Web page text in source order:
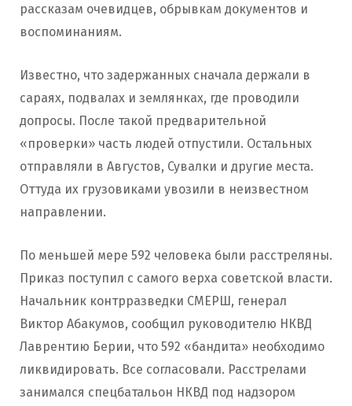
рассказам очевидцев, обрывкам документов и
воспоминаниям.
Известно, что задержанных сначала держали в
сараях, подвалах и землянках, где проводили
допросы. После такой предварительной
«проверки» часть людей отпустили. Остальных
отправляли в Августов, Сувалки и другие места.
Оттуда их грузовиками увозили в неизвестном
направлении.
По меньшей мере 592 человека были расстреляны.
Приказ поступил с самого верха советской власти.
Начальник контрразведки СМЕРШ, генерал
Виктор Абакумов, сообщил руководителю НКВД
Лаврентию Берии, что 592 «бандита» необходимо
ликвидировать. Все согласовали. Расстрелами
занимался спецбатальон НКВД под надзором